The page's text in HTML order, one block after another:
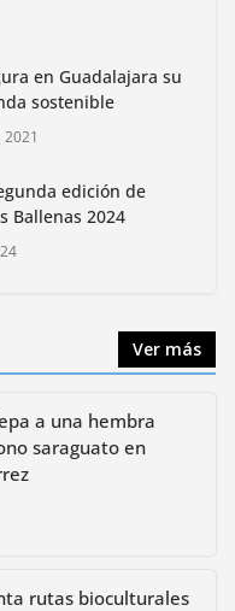
Urbano 2026 y
para promover
y jardines
en Guadalajara su
sostenible
edición de
Ballenas 2024
Ver más
a una hembra
saraguato en
rutas bioculturales